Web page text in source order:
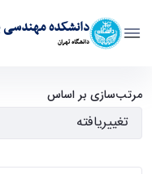
دانشکده مهندسی
دانشگاه تهران
کامپیوتر
مرتب‌سازی بر اساس